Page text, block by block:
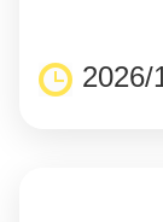
2026/